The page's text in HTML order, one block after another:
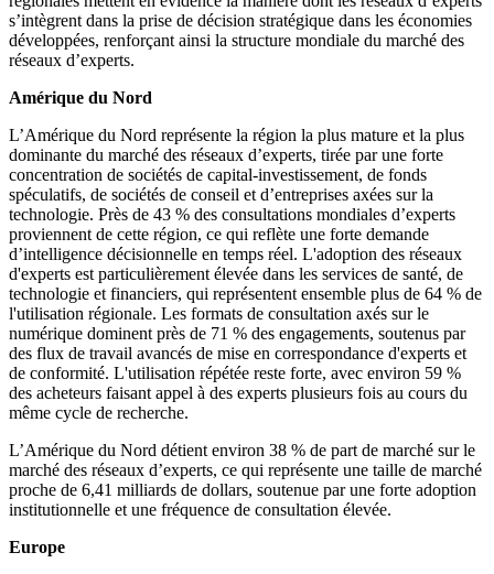
s’intègrent dans la prise de décision stratégique dans les économies
développées, renforçant ainsi la structure mondiale du marché des
réseaux d’experts.
Amérique du Nord
L’Amérique du Nord représente la région la plus mature et la plus
dominante du marché des réseaux d’experts, tirée par une forte
concentration de sociétés de capital-investissement, de fonds
spéculatifs, de sociétés de conseil et d’entreprises axées sur la
technologie. Près de 43 % des consultations mondiales d’experts
proviennent de cette région, ce qui reflète une forte demande
d’intelligence décisionnelle en temps réel. L'adoption des réseaux
d'experts est particulièrement élevée dans les services de santé, de
technologie et financiers, qui représentent ensemble plus de 64 % de
l'utilisation régionale. Les formats de consultation axés sur le
numérique dominent près de 71 % des engagements, soutenus par
des flux de travail avancés de mise en correspondance d'experts et
de conformité. L'utilisation répétée reste forte, avec environ 59 %
des acheteurs faisant appel à des experts plusieurs fois au cours du
même cycle de recherche.
L’Amérique du Nord détient environ 38 % de part de marché sur le
marché des réseaux d’experts, ce qui représente une taille de marché
proche de 6,41 milliards de dollars, soutenue par une forte adoption
institutionnelle et une fréquence de consultation élevée.
Europe